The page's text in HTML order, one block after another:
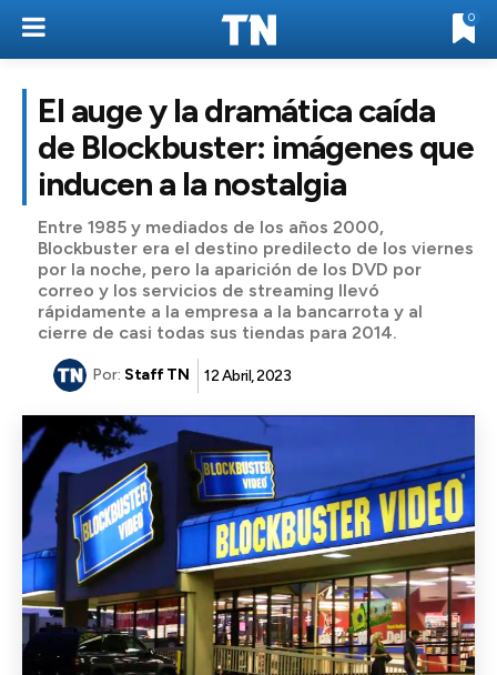
0
El auge y la dramática caída
de Blockbuster: imágenes que
inducen a la nostalgia
Entre 1985 y mediados de los años 2000,
Blockbuster era el destino predilecto de los viernes
por la noche, pero la aparición de los DVD por
correo y los servicios de streaming llevó
rápidamente a la empresa a la bancarrota y al
cierre de casi todas sus tiendas para 2014.
Por: Staff TN 12 Abril, 2023